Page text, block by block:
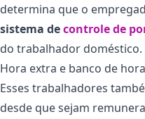
determina que o
sistema decontrole de
do trabalhador doméstico.
Hora extra e banco de
Esses trabalhadores
desde que sejam